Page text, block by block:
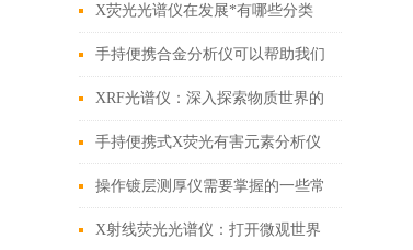
指南
X荧光光谱仪在发展*有哪些分类
呢？
手持便携合金分析仪可以帮助我们
鉴别珠宝真伪
XRF光谱仪：深入探索物质世界的
非破坏性工具
手持便携式X荧光有害元素分析仪
六大性能优势
操作镀层测厚仪需要掌握的一些常
识
X射线荧光光谱仪：打开微观世界